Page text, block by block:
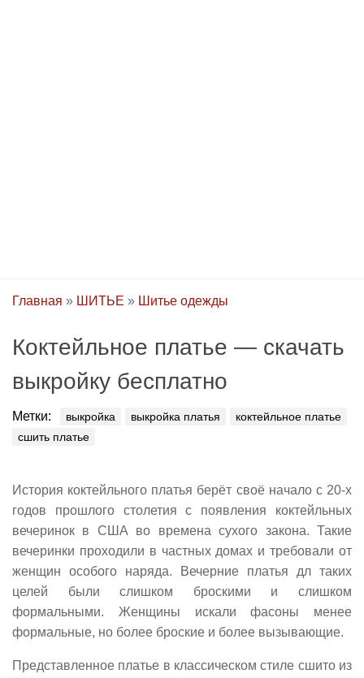
Главная » ШИТЬЕ » Шитье одежды
Коктейльное платье — скачать
выкройку бесплатно
Метки: выкройка выкройка платья
коктейльное платье
сшить платье
История коктейльного платья берёт своё начало с 20-х
годов прошлого столетия с появления коктейльных
вечеринок в США во времена сухого закона. Такие
вечеринки проходили в частных домах и требовали от
женщин особого наряда. Вечерние платья дл таких
целей были слишком броскими и слишком
формальными. Женщины искали фасоны менее
формальные, но более броские и более вызывающие.
Представленное платье в классическом стиле сшито из